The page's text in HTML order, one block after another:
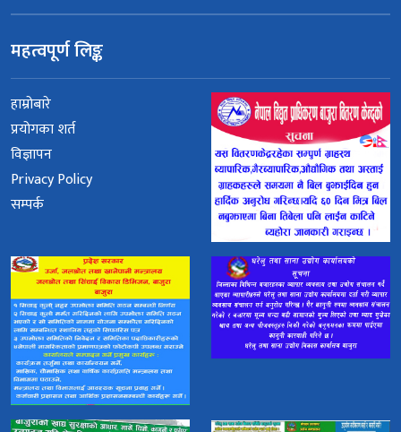
महत्वपूर्ण लिङ्क
हाम्रोबारे
प्रयोगका शर्त
विज्ञापन
Privacy Policy
सम्पर्क